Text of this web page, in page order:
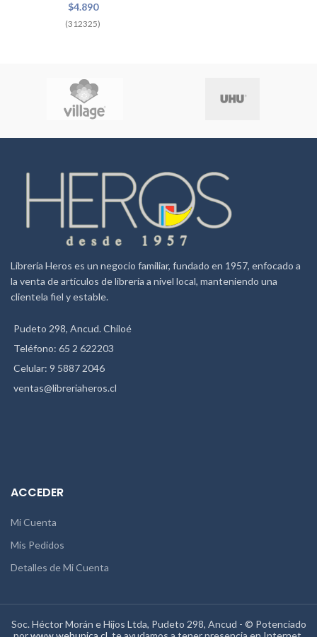
$4.890
(312325)
Librería Heros es un negocio familiar, fundado en 1957, enfocado a
la venta de artículos de librería a nivel local, manteniendo una
clientela fiel y estable.
Pudeto 298, Ancud. Chiloé
Teléfono: 65 2 622203
Celular: 9 5887 2046
ventas@libreriaheros.cl
ACCEDER
Mi Cuenta
Mis Pedidos
Detalles de Mi Cuenta
Soc. Héctor Morán e Hijos Ltda, Pudeto 298, Ancud - © Potenciado